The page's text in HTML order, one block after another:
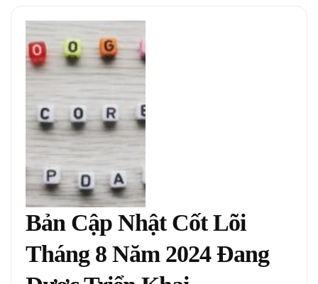
Bản Cập Nhật Cốt Lõi
Tháng 8 Năm 2024 Đang